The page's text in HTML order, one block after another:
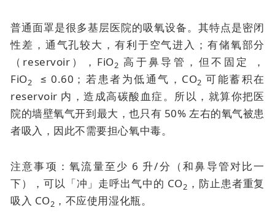
普通面罩是很多基层医院的吸氧设备。其特点是密闭
性差，通气孔较大，有利于空气进入；有储氧部分
（reservoir），FiO2 高于鼻导管，但不固定 ，
FiO2 ≤ 0.60；若患者为低通气，CO2 可能蓄积在
reservoir 内，造成高碳酸血症。所以，就算你把医
院的墙壁氧气开到最大，也只有 50% 左右的氧气被患
者吸入，因此不需要担心氧中毒。
注意事项：氧流量至少 6 升/分（和鼻导管对比一
下），可以「冲」走呼出气中的 CO2 ，防止患者重复
吸入 CO2 ，不应使用湿化瓶。